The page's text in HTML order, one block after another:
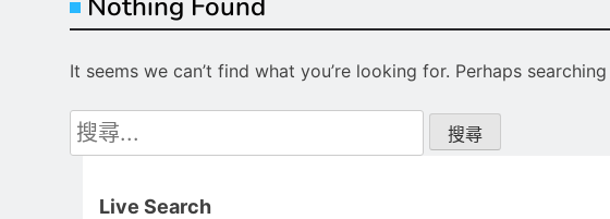
It seems we can’t find what you’re looking for. Perhaps
搜
尋
Live Search